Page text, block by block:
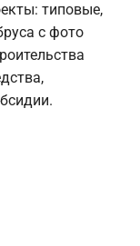
типовые,
с фото